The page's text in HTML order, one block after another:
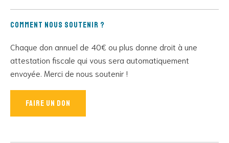
Comment nous soutenir ?
Chaque don annuel de 40€ ou plus donne droit à une
attestation fiscale qui vous sera automatiquement
envoyée. Merci de nous soutenir !
Faire un don